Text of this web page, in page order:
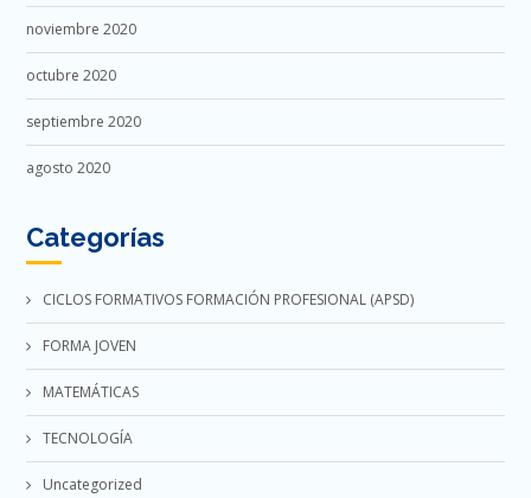
noviembre 2020
octubre 2020
septiembre 2020
agosto 2020
Categorías
CICLOS FORMATIVOS FORMACIÓN PROFESIONAL (APSD)
FORMA JOVEN
MATEMÁTICAS
TECNOLOGÍA
Uncategorized